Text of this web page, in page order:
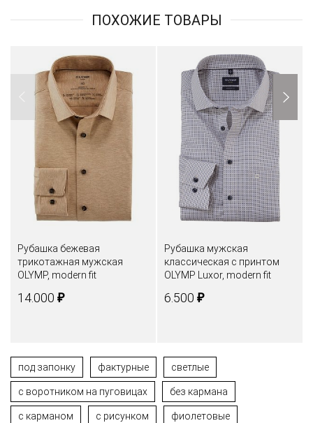
ПОХОЖИЕ ТОВАРЫ
Рубашка бежевая
трикотажная мужская
OLYMP, modern fit
14.000 ₽
Рубашка мужская
классическая с принтом
OLYMP Luxor, modern fit
6.500 ₽
под запонку фактурные светлые
c воротником на пуговицах без кармана
с карманом с рисунком фиолетовые